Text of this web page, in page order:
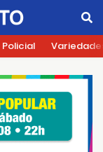
Policial